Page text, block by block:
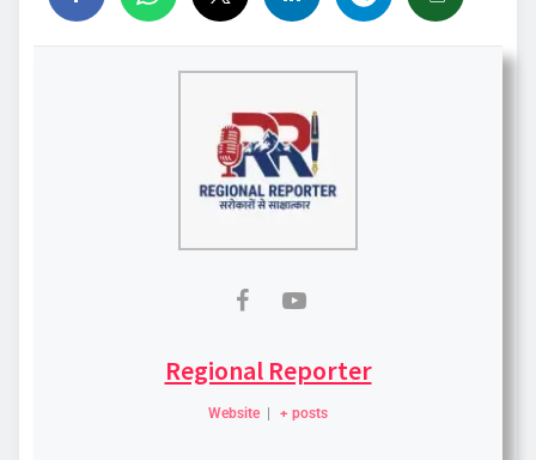
Regional Reporter
Website + posts